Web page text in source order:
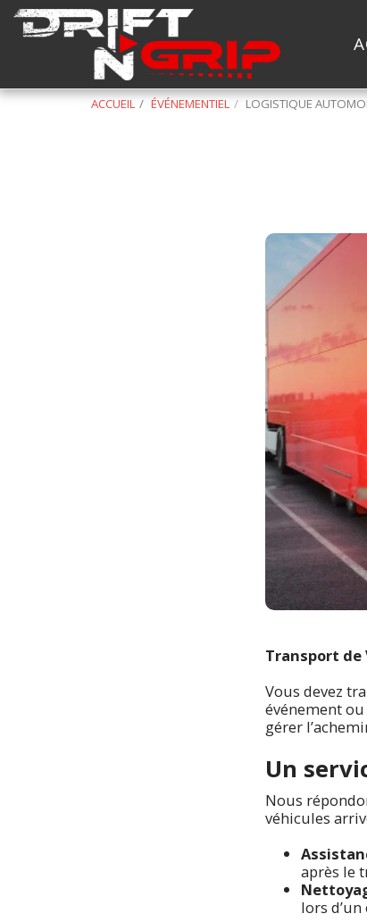
ACCUEIL ÉVÉNEMENTIEL LOGISTIQUE
Transport de
Vous devez
événement
gérer
Un
Nous
véhicules
après le
lors